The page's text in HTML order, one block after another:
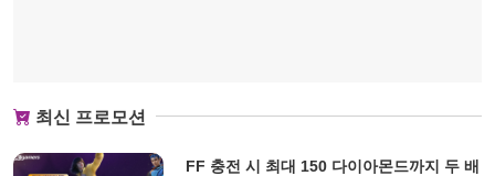
최신 프로모션
FF 충전 시 최대 150 다이아몬드까지 두 배